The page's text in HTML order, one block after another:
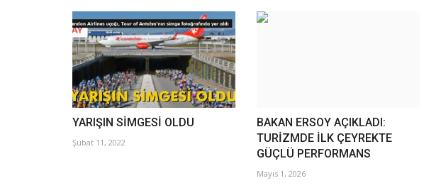
YARIŞIN SİMGESİ OLDU
Şubat 11, 2022
BAKAN ERSOY AÇIKLADI:
TURİZMDE İLK ÇEYREKTE
GÜÇLÜ PERFORMANS
Mayıs 1, 2026